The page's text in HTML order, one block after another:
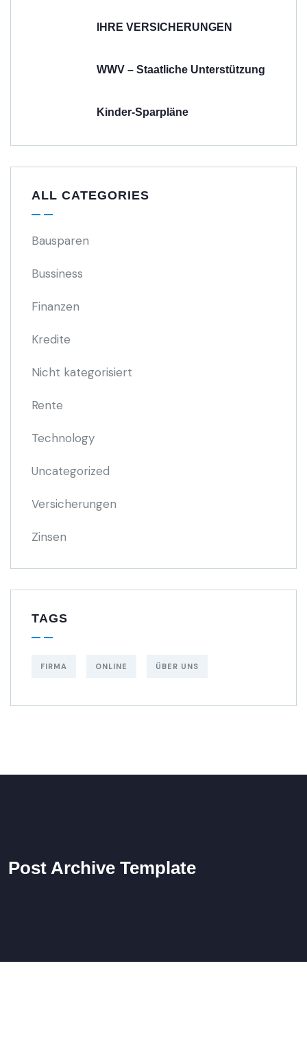
IHRE VERSICHERUNGEN
WWV – Staatliche Unterstützung
Kinder-Sparpläne
ALL CATEGORIES
Bausparen
Bussiness
Finanzen
Kredite
Nicht kategorisiert
Rente
Technology
Uncategorized
Versicherungen
Zinsen
TAGS
FIRMA ONLINE ÜBER UNS
Post Archive Template